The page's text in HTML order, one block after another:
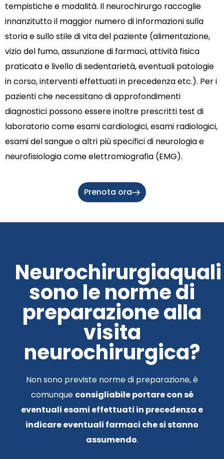
tempistiche e modalità. Il neurochirurgo raccoglie
innanzitutto il maggior numero di informazioni sulla
storia e sullo stile di vita del paziente (alimentazione,
vizio del fumo, assunzione di farmaci, attività fisica
praticata e livello di sedentarietà, eventuali patologie
in corso, interventi effettuati in precedenza etc.). Per i
pazienti che necessitano di approfondimenti
diagnostici possono essere inoltre prescritti test di
laboratorio come esami cardiologici, esami radiologici,
esami del sangue o altri più specifici di neurologia e
neurofisiologia come elettromiografia (EMG).
Prenota ora
Neurochirurgiaquali
sono le norme di
preparazione alla
visita
neurochirurgica?
Non sono previste norme di preparazione, è
comunque consigliabile portare con sé
eventuali esami effettuati in precedenza e
indicare eventuali farmaci che si stanno
assumendo.